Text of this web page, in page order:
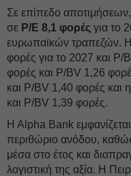
Σε επίπεδο
σε P/E 8,1 φορές για το
ευρωπαϊκών τραπεζών. Η
φορές για το 2027 και
φορές και P/BV 1,26
και P/BV 1,40 φορές και
και P/BV 1,39 φορές.
Η Αlpha Bank
περιθώριο ανόδου, καθώς
μέσα στο έτος και
λογιστική της αξία. Η